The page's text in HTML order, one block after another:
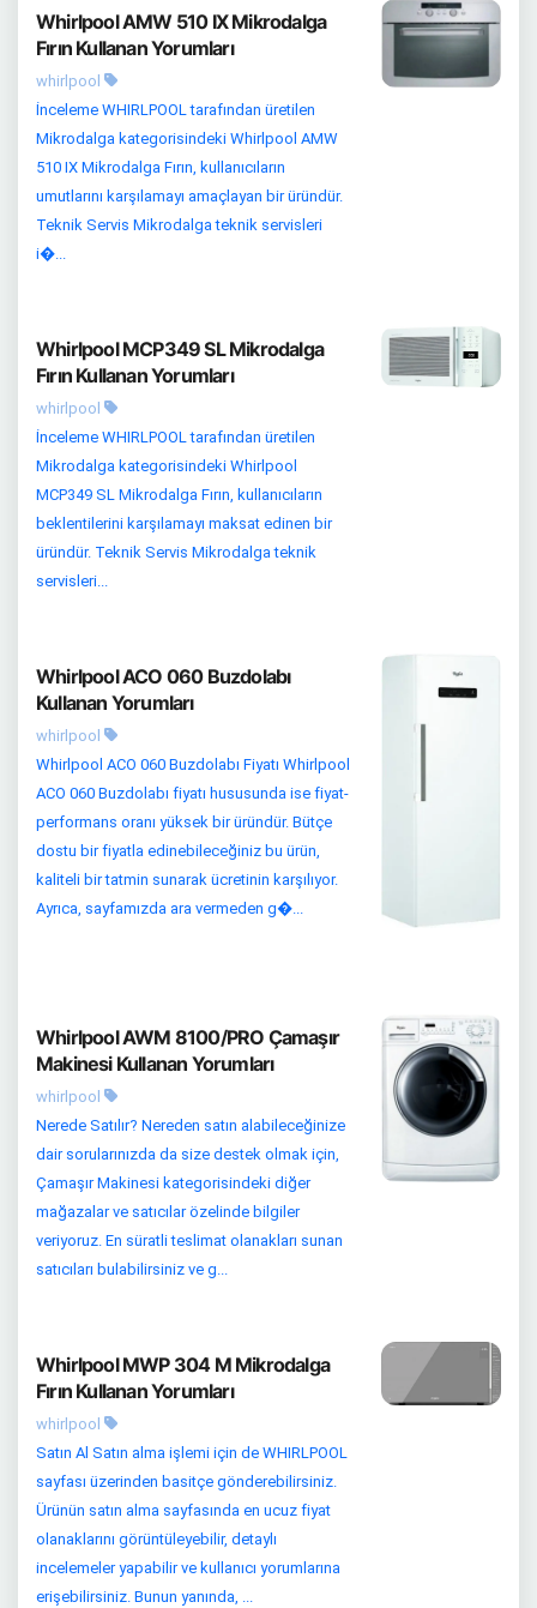
Whirlpool AMW 510 IX Mikrodalga
Fırın Kullanan Yorumları
whirlpool
İnceleme WHIRLPOOL tarafından üretilen
Mikrodalga kategorisindeki Whirlpool AMW
510 IX Mikrodalga Fırın, kullanıcıların
umutlarını karşılamayı amaçlayan bir üründür.
Teknik Servis Mikrodalga teknik servisleri
i�...
Whirlpool MCP349 SL Mikrodalga
Fırın Kullanan Yorumları
whirlpool
İnceleme WHIRLPOOL tarafından üretilen
Mikrodalga kategorisindeki Whirlpool
MCP349 SL Mikrodalga Fırın, kullanıcıların
beklentilerini karşılamayı maksat edinen bir
üründür. Teknik Servis Mikrodalga teknik
servisleri...
Whirlpool ACO 060 Buzdolabı
Kullanan Yorumları
whirlpool
Whirlpool ACO 060 Buzdolabı Fiyatı Whirlpool
ACO 060 Buzdolabı fiyatı hususunda ise fiyat-
performans oranı yüksek bir üründür. Bütçe
dostu bir fiyatla edinebileceğiniz bu ürün,
kaliteli bir tatmin sunarak ücretinin karşılıyor.
Ayrıca, sayfamızda ara vermeden g�...
Whirlpool AWM 8100/PRO Çamaşır
Makinesi Kullanan Yorumları
whirlpool
Nerede Satılır? Nereden satın alabileceğinize
dair sorularınızda da size destek olmak için,
Çamaşır Makinesi kategorisindeki diğer
mağazalar ve satıcılar özelinde bilgiler
veriyoruz. En süratli teslimat olanakları sunan
satıcıları bulabilirsiniz ve g...
Whirlpool MWP 304 M Mikrodalga
Fırın Kullanan Yorumları
whirlpool
Satın Al Satın alma işlemi için de WHIRLPOOL
sayfası üzerinden basitçe gönderebilirsiniz.
Ürünün satın alma sayfasında en ucuz fiyat
olanaklarını görüntüleyebilir, detaylı
incelemeler yapabilir ve kullanıcı yorumlarına
erişebilirsiniz. Bunun yanında, ...